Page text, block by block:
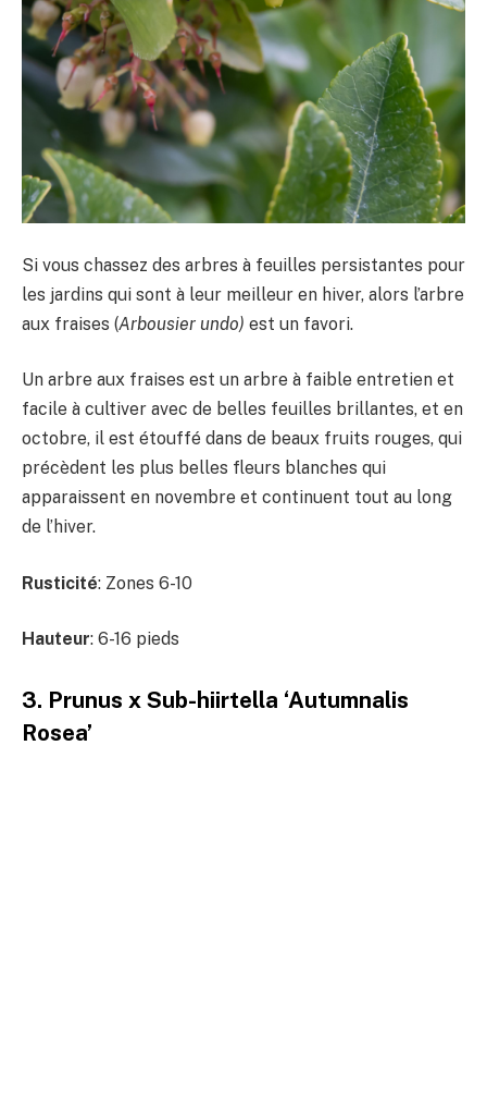
Si vous chassez des arbres à feuilles persistantes pour
les jardins qui sont à leur meilleur en hiver, alors l’arbre
aux fraises (Arbousier undo) est un favori.
Un arbre aux fraises est un arbre à faible entretien et
facile à cultiver avec de belles feuilles brillantes, et en
octobre, il est étouffé dans de beaux fruits rouges, qui
précèdent les plus belles fleurs blanches qui
apparaissent en novembre et continuent tout au long
de l’hiver.
Rusticité: Zones 6-10
Hauteur: 6-16 pieds
3. Prunus x Sub-hiirtella ‘Autumnalis
Rosea’